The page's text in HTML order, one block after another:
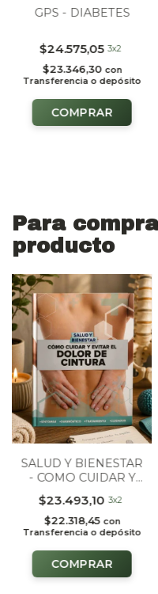
GPS - DIABETES
$24.575,05 3x2
$23.346,30 con
Transferencia o depósito
Para
producto
SALUD Y BIENESTAR
- COMO CUIDAR Y
EVITAR EL DOLOR
DE CINTURA
$23.493,10 3x2
$22.318,45 con
Transferencia o depósito